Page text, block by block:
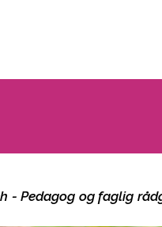
- Pedagog og faglig